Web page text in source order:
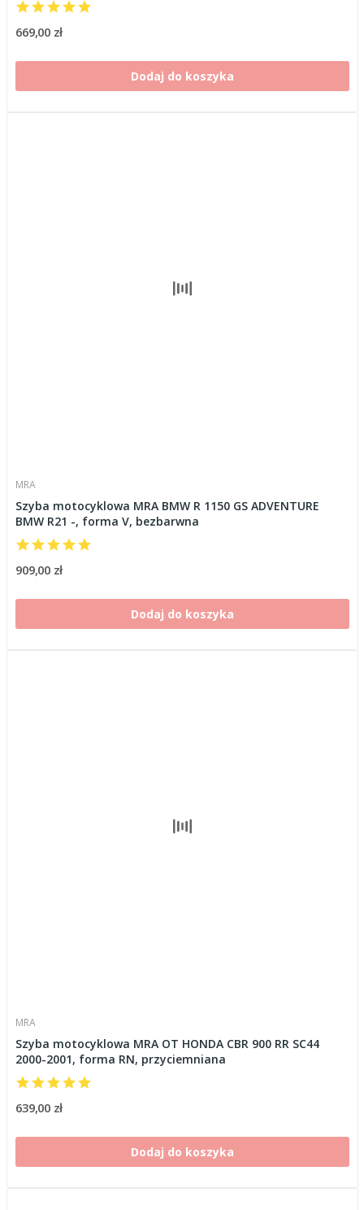
669,00 zł
Dodaj do koszyka
MRA
Szyba motocyklowa MRA BMW R 1150 GS ADVENTURE
BMW R21 -, forma V, bezbarwna
909,00 zł
Dodaj do koszyka
MRA
Szyba motocyklowa MRA OT HONDA CBR 900 RR SC44
2000-2001, forma RN, przyciemniana
639,00 zł
Dodaj do koszyka